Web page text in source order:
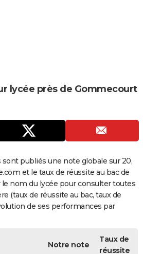
lycée près de Gommecourt
sont publiés une note globale sur 20,
et le taux de réussite au bac de
le nom du lycée pour consulter toutes
(taux de réussite au bac, taux de
de ses performances par
Notre note
Taux de
réussite